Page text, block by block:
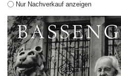
Nur Nachverkauf anzeigen